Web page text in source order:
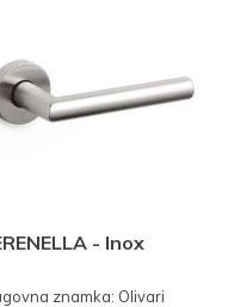
- Inox
znamka: Olivari